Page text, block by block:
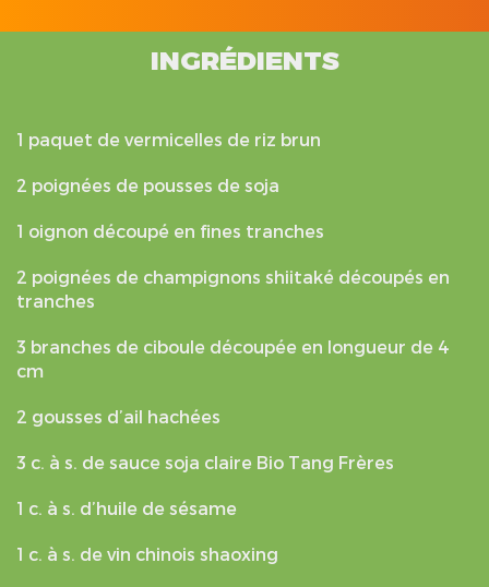
INGRÉDIENTS
1 paquet de vermicelles de riz brun
2 poignées de pousses de soja
1 oignon découpé en fines tranches
2 poignées de champignons shiitaké découpés en
tranches
3 branches de ciboule découpée en longueur de 4
cm
2 gousses d’ail hachées
3 c. à s. de sauce soja claire Bio Tang Frères
1 c. à s. d’huile de sésame
1 c. à s. de vin chinois shaoxing